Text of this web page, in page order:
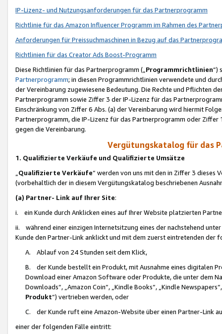
IP-Lizenz- und Nutzungsanforderungen für das Partnerprogramm
Richtlinie für das Amazon Influencer Programm im Rahmen des
Anforderungen für Preissuchmaschinen in Bezug auf das
Richtlinien für das Creator Ads Boost-Programm
Diese Richtlinien für das Partnerprogramm („Programmrichtlinien“)
Partnerprogramm; in diesen Programmrichtlinien verwendete und
der Vereinbarung zugewiesene Bedeutung. Die Rechte und Pflichten
Partnerprogramm sowie Ziffer 3 der IP-Lizenz für das
Einschränkung von Ziffer 6 Abs. (a) der Vereinbarung wird hiermit
Partnerprogramm, die IP-Lizenz für das Partnerprogramm oder
gegen die Vereinbarung.
Vergütungskatalog für das
1. Qualifizierte Verkäufe und Qualifizierte Umsätze
Qualifizierte Verkäufe“ werden von uns mit den in Ziffer 3
(vorbehaltlich der in diesem Vergütungskatalog beschriebenen
(a) Partner- Link auf Ihrer Site:
i. ein Kunde durch Anklicken eines auf Ihrer Website platzierten
ii. während einer einzigen Internetsitzung eines der nachstehend
Kunde den Partner-Link anklickt und mit dem zuerst eintretenden der
A. Ablauf von 24 Stunden seit dem Klick,
B. der Kunde bestellt ein Produkt, mit Ausnahme eines digitalen
Download einer Amazon Software oder Produkte, die unter dem
Downloads“, „Amazon Coin“, „Kindle Books“, „Kindle
Produkt“) vertrieben werden, oder
C. der Kunde ruft eine Amazon-Website über einen Partner-Link
einer der folgenden Fälle eintritt: